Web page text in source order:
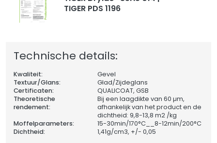
TIGER PDS 1196
Technische details:
Kwaliteit:
Gevel
Textuur/Glans:
Glad/Zijdeglans
Certificaten:
QUALICOAT, GSB
Theoretische
rendement:
Bij een laagdikte van 60 µm,
afhankelijk van het product en de
dichtheid: 9,8-13,8 m2 /kg
Moffelparameters:
15-30min/170°C__8-12min/200°C
Dichtheid:
1,41g/cm3, +/- 0,05